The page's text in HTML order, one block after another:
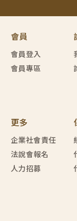
會員
會員登入
會員專區
更多
企業社會責任
法說會報名
人力招募